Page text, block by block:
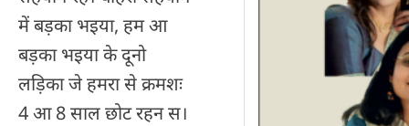
में बड़का भइया, हम आ
बड़का भइया के दूनो
लड़िका जे हमरा से क्रमशः
4 आ 8 साल छोट रहन स।